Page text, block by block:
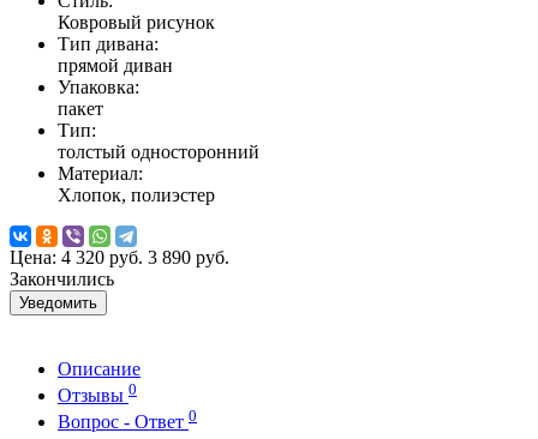
Ковровый рисунок
Тип дивана:
прямой диван
Упаковка:
пакет
Тип:
толстый односторонний
Материал:
Хлопок, полиэстер
Цена: 4 320 руб. 3 890 руб.
Закончились
Уведомить
Описание
Отзывы 0
Вопрос - Ответ 0